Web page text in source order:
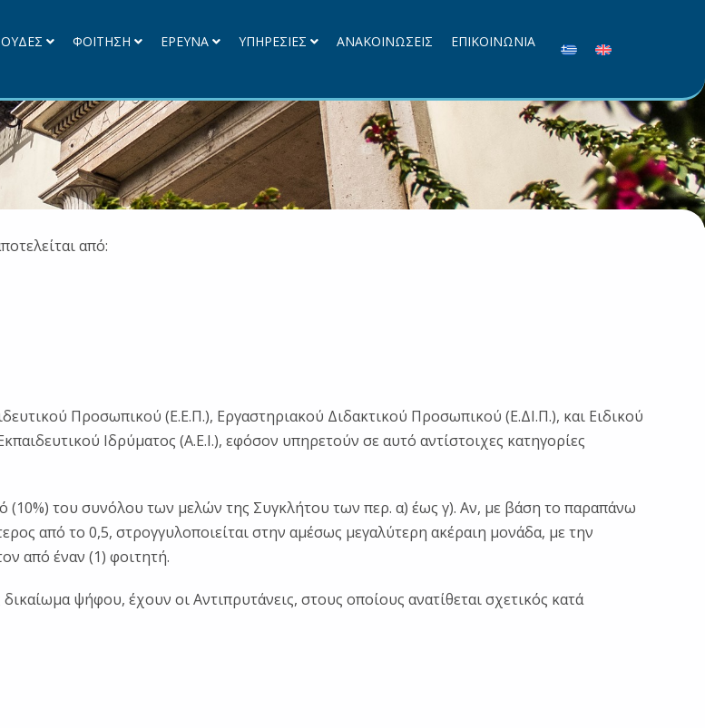
ΦΟΙΤΗΣΗ ΕΡΕΥΝΑ ΥΠΗΡΕΣΙΕΣ ΑΝΑΚΟΙΝΩΣΕΙΣ ΕΠΙΚΟΙΝΩΝΙΑ
από:
Προσωπικού (Ε.Ε.Π.), Εργαστηριακού Διδακτικού Προσωπικού (Ε.ΔΙ.Π.), και Ειδικού
Ιδρύματος (Α.Ε.Ι.), εφόσον υπηρετούν σε αυτό αντίστοιχες κατηγορίες
του συνόλου των μελών της Συγκλήτου των περ. α) έως γ). Αν, με βάση το παραπάνω
από το 0,5, στρογγυλοποιείται στην αμέσως μεγαλύτερη ακέραιη μονάδα, με την
από έναν (1) φοιτητή.
ψήφου, έχουν οι Αντιπρυτάνεις, στους οποίους ανατίθεται σχετικός κατά